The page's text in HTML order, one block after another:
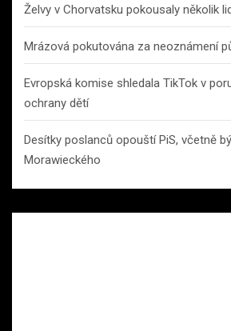
Želvy v Chorvatsku pokousaly několik
Mrázová pokutována za neoznámení
Evropská komise shledala TikTok v
ochrany dětí
Desítky poslanců opouští PiS, včetně
Morawieckého